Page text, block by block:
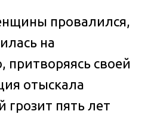
провалился,
на
притворяясь своей
отыскала
грозит пять лет